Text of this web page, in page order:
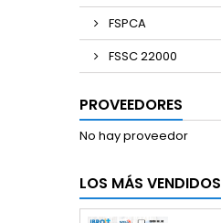
FSPCA
FSSC 22000
PROVEEDORES
No hay proveedor
LOS MÁS VENDIDOS